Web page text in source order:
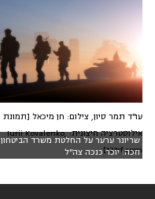
שריונר ערער על החלטת משרד הביטחון
וזכה: יוכר כנכה צה"ל
עו"ד תמר סיון, צילום: חן מיכאל [תמונת
אילוסטרציה חיצונית: Iurii Kovalenko,
123rf.com]